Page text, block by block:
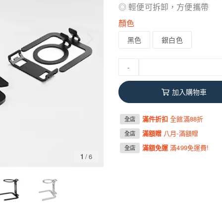
1 /6
◎ 輕便可拆卸，方便攜帶
顏色
黑色 銀白色
-
加入購物車
全店 滿件折扣全館滿88折
全店 滿額贈 八月-滿額贈
全店 滿額免運滿499免運費!